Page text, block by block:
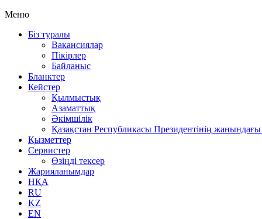
Меню
Біз туралы
Вакансиялар
Пікірлер
Байланыс
Бланктер
Кейстер
Қылмыстық
Азаматтық
Әкімшілік
Қазақстан Республикасы Президентінің
Қызметтер
Сервистер
Өзіңді тексер
Жарияланымдар
НҚА
RU
KZ
EN